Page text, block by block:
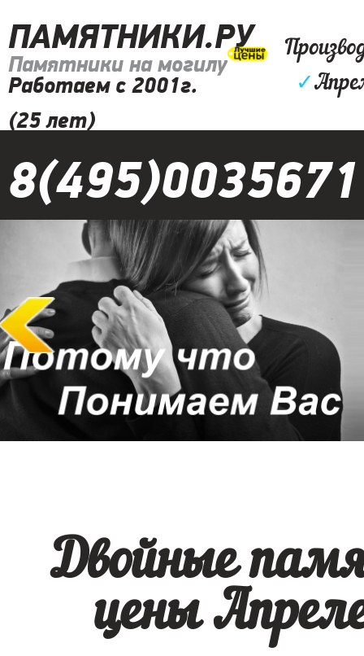
ПАМЯТНИКИ.РУ
Памятники на могилу
Работаем с 2001г.
(25 лет)
✓
8(495)0035671
Двойные
цены